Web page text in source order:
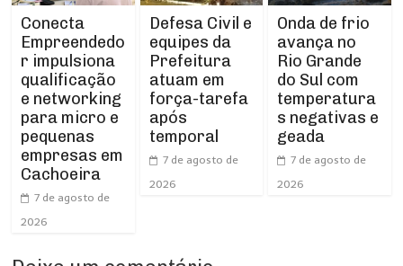
Conecta
Empreendedo
r impulsiona
qualificação
e networking
para micro e
pequenas
empresas em
Cachoeira
7 de agosto de
2026
Defesa Civil e
equipes da
Prefeitura
atuam em
força-tarefa
após
temporal
7 de agosto de
2026
Onda de frio
avança no
Rio Grande
do Sul com
temperatura
s negativas e
geada
7 de agosto de
2026